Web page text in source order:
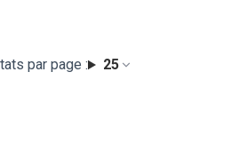
par page : 25